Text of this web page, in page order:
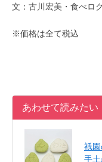
文：古川宏美・食べロ
※価格は全て税込
あわせて読みたい
祇
手